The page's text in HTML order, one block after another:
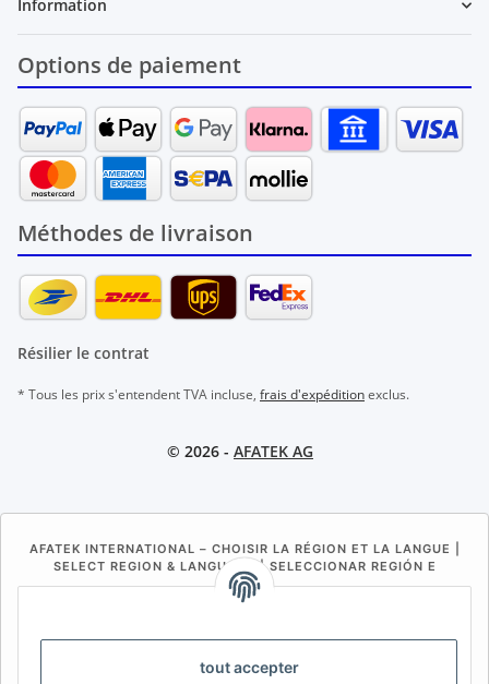
tout accepter
Information
Options de paiement
Méthodes de livraison
Résilier le contrat
* Tous les prix s'entendent TVA incluse, frais d'expéditionexclus.
© 2026 - AFATEK AG
AFATEK INTERNATIONAL – CHOISIR LA RÉGION ET LA LANGUE |
SELECT REGION & LANGUAGE | SELECCIONAR REGIÓN E
IDIOMA
BE (NL) BE (FR)